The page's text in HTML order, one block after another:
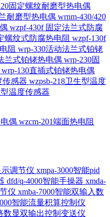
固定螺纹耐磨型热电偶
耐磨型热电偶 wrnm-430/420
wzpf-430f 固定法兰式防腐
螺纹式防腐热电阻 wzpf-130f
阻 wrp-330活动法兰式铂铑
兰式铂铑热电偶 wrp-230固
wrp-130直插式铂铑热电偶
传感器 wzpsb-218卫生型温度
温度传感器
偶 wzcm-201端面热电阻
示调节仪 xmpa-3000智能pid
dfd/q-4000智能手操器 xmda-
仪 xmba-7000智能双输入数
智能流量积算控制仪
数显双输出控制变送仪